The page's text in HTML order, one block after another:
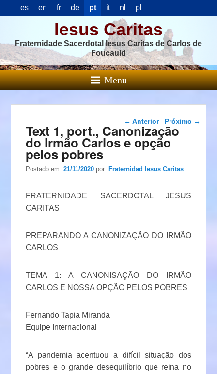
es en fr de pt it nl pl
Iesus Caritas
Fraternidade Sacerdotal Iesus Caritas de Carlos de
Foucauld
Menu
Navegação das
postagens
← Anterior Próximo →
Text 1, port., Canonização
do Irmão Carlos e opção
pelos pobres
Postado em:21/11/2020 por:Fraternidad Iesus Caritas
FRATERNIDADE SACERDOTAL JESUS
CARITAS
PREPARANDO A CANONIZAÇÃO DO IRMÃO
CARLOS
TEMA 1: A CANONISAÇÃO DO IRMÃO
CARLOS E NOSSA OPÇÃO PELOS POBRES
Fernando Tapia Miranda
Equipe Internacional
“A pandemia acentuou a difícil situação dos
pobres e o grande desequilíbrio que reina no